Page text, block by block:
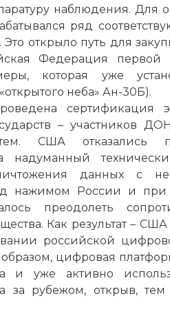
наблюдения. Для
ряд
открыло путь для
Федерация
которая уже
неба» Ан-30Б).
сертификация
– участников
США отказались
надуманный
данных с
нажимом России и
преодолеть
Как результат –
российской
цифровая
и уже активно
за рубежом, открыв,